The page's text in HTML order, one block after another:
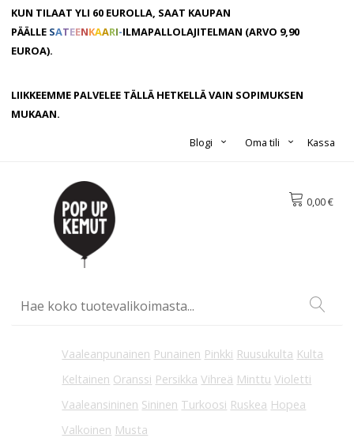
KUN TILAAT YLI 60 EUROLLA, SAAT KAUPAN
PÄÄLLE SATEENKAARI-ILMAPALLOLAJITELMAN (ARVO 9,90
EUROA).
LIIKKEEMME PALVELEE TÄLLÄ HETKELLÄ VAIN SOPIMUKSEN
MUKAAN.
Kassa
Oma tili
Blogi
0,00 €
Vaaleanpunainen Punainen Pinkki Ruusukulta Kulta
Keltainen Oranssi Persikka Vihreä Minttu Violetti
Vaaleansininen Sininen Turkoosi Ruskea Hopea
Valkoinen Musta